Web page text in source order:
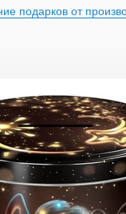
подарков от